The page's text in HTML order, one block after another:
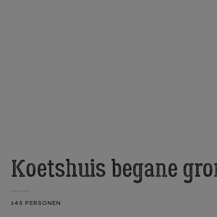
Koetshuis begane
±45 PERSONEN